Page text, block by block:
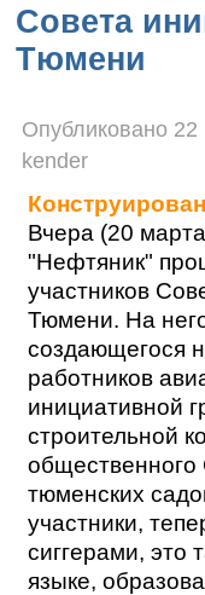
Совета
Тюмени
Опубликовано 22
kender
Вчера (20
"Нефтяник"
участников
Тюмени. На
создающегося
работников
инициативной
строительной
тюменских
участники,
сиггерами, это
языке,